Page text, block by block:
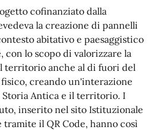
cofinanziato dalla
la creazione di pannelli
abitativo e paesaggistico
lo scopo di valorizzare la
territorio anche al di fuori del
creando un'interazione
Antica e il territorio. I
inserito nel sito Istituzionale
tramite il QR Code, hanno così